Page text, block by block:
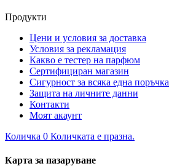
Продукти
Цени и условия за доставка
Условия за рекламация
Какво е тестер на парфюм
Сертифициран магазин
Сигурност за всяка една поръчка
Защита на личните данни
Контакти
Моят акаунт
Количка 0 Количката е празна.
Карта за пазаруване